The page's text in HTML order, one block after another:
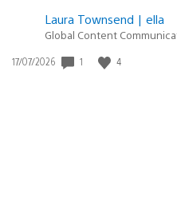
Laura Townsend | ella
Global Content
Fecha
17/07/2026 1 4